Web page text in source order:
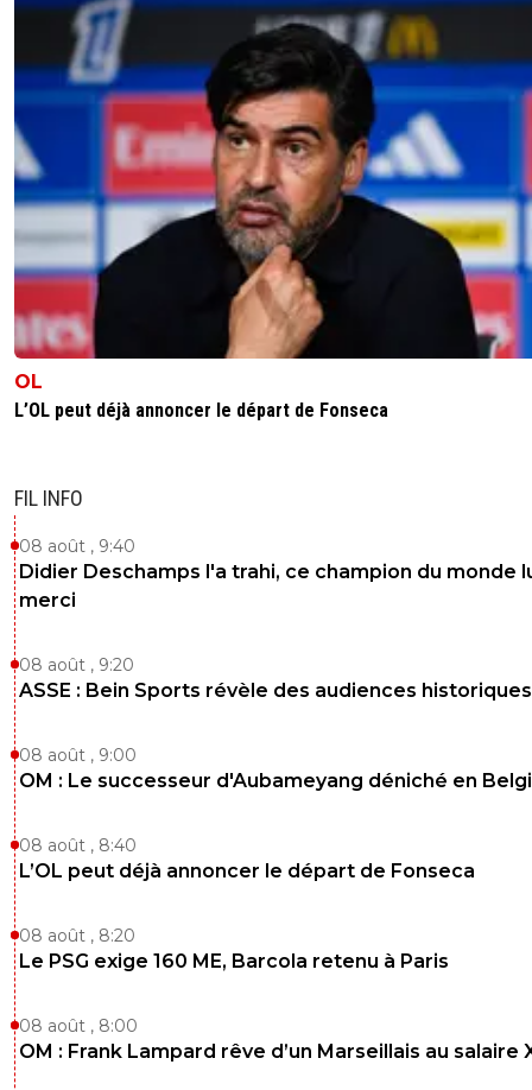
OL
L’OL peut déjà annoncer le départ de Fonseca
FIL INFO
08 août , 9:40
Didier Deschamps l'a trahi, ce champion du monde
merci
08 août , 9:20
ASSE : Bein Sports révèle des audiences historiques
08 août , 9:00
OM : Le successeur d'Aubameyang déniché en
08 août , 8:40
L’OL peut déjà annoncer le départ de Fonseca
08 août , 8:20
Le PSG exige 160 ME, Barcola retenu à Paris
08 août , 8:00
OM : Frank Lampard rêve d’un Marseillais au salaire